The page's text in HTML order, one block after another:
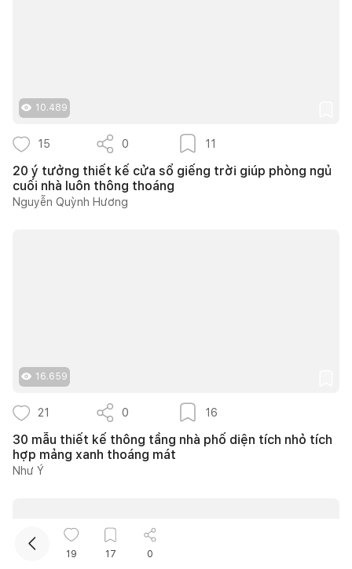
10.489
15 0 11
20 ý tưởng thiết kế cửa sổ giếng trời giúp phòng ngủ
cuối nhà luôn thông thoáng
Nguyễn Quỳnh Hương
16.659
21 0 16
30 mẫu thiết kế thông tầng nhà phố diện tích nhỏ tích
hợp mảng xanh thoáng mát
Như Ý
19 17 0
Mua sắm hoàn thiện nhà